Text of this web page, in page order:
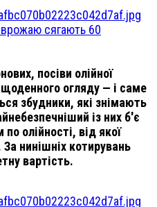
сягають 60
посіви олійної
огляду — і саме
збудники, які знімають
із них б'є
олійності, від якої
нинішніх котирувань
вартість.